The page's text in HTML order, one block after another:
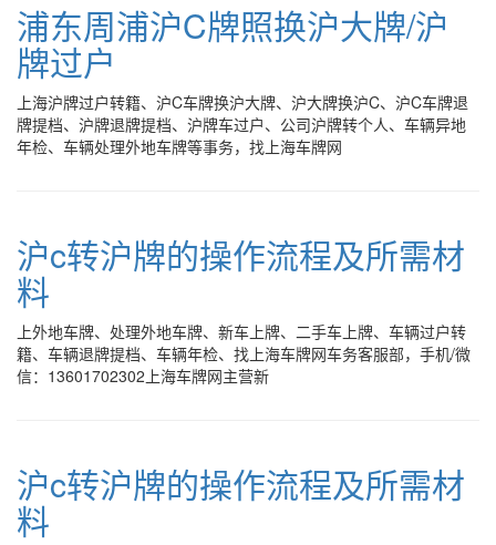
浦东周浦沪C牌照换沪大牌/沪
牌过户
上海沪牌过户转籍、沪C车牌换沪大牌、沪大牌换沪C、沪C车牌退
牌提档、沪牌退牌提档、沪牌车过户、公司沪牌转个人、车辆异地
年检、车辆处理外地车牌等事务，找上海车牌网
沪c转沪牌的操作流程及所需材
料
上外地车牌、处理外地车牌、新车上牌、二手车上牌、车辆过户转
籍、车辆退牌提档、车辆年检、找上海车牌网车务客服部，手机/微
信：13601702302上海车牌网主营新
沪c转沪牌的操作流程及所需材
料